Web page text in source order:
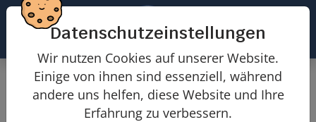
Produkte
Windlasten
Windlasten freistehendes Satteldach
Datenschutzeinstellungen
Wir nutzen Cookies auf unserer Website.
Einige von ihnen sind essenziell, während
andere uns helfen, diese Website und Ihre
Erfahrung zu verbessern.